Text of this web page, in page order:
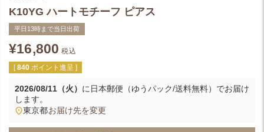
K10YG ハートモチーフ ピアス
平日13時まで当日出荷
¥16,800 税込
[ 840 ポイント進呈 ]
2026/08/11（火） に 日本郵便（ゆうパック/送料無料） でお届け
します。
東京都お届け先を変更